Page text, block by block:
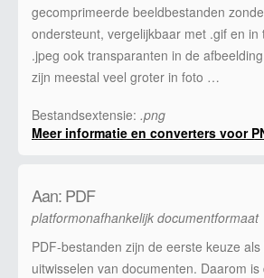
gecomprimeerde beeldbestanden
ondersteunt, vergelijkbaar met .gif en in
.jpeg ook transparanten in de
zijn meestal veel groter in foto …
Bestandsextensie: .png
Meer informatie en converters voor
Aan: PDF
platformonafhankelijk documentformaat
PDF-bestanden zijn de eerste keuze
uitwisselen van documenten. Daarom